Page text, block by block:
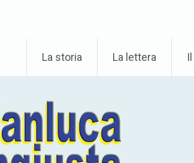
La storia La lettera